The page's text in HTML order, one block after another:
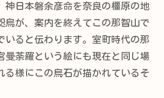
神日本磐余彦命を奈良の橿原の地
烏が、案内を終えてこの那智山で
いると伝わります。室町時代の那
曼荼羅という絵にも現在と同じ場
る様にこの烏石が描かれているそ